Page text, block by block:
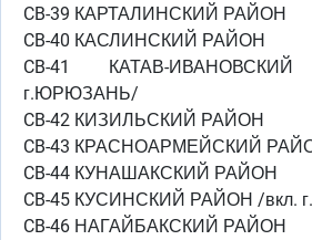
CB-39 КАРТАЛИНСКИЙ РАЙОН
CB-40 КАСЛИНСКИЙ РАЙОН
CB-41 КАТАВ-
г.ЮРЮЗАНЬ/
CB-42 КИЗИЛЬСКИЙ РАЙОН
CB-43 КРАСНОАРМЕЙСКИЙ
CB-44 КУНАШАКСКИЙ РАЙОН
CB-45 КУСИНСКИЙ РАЙОН /вкл.
CB-46 НАГАЙБАКСКИЙ РАЙОН